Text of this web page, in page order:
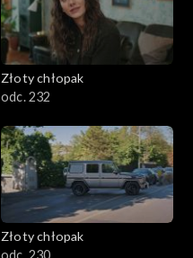
Złoty chłopak
odc. 232
Złoty chłopak
odc. 230